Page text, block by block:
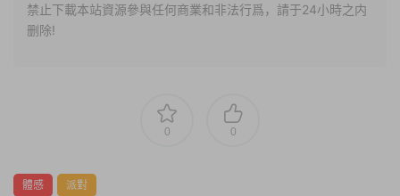
禁止下載本站資源參與任何商業和非法行爲，請于24小時之内
删除!
0 0
體感 派對